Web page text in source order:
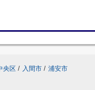
央区 / 入間市 / 浦安市